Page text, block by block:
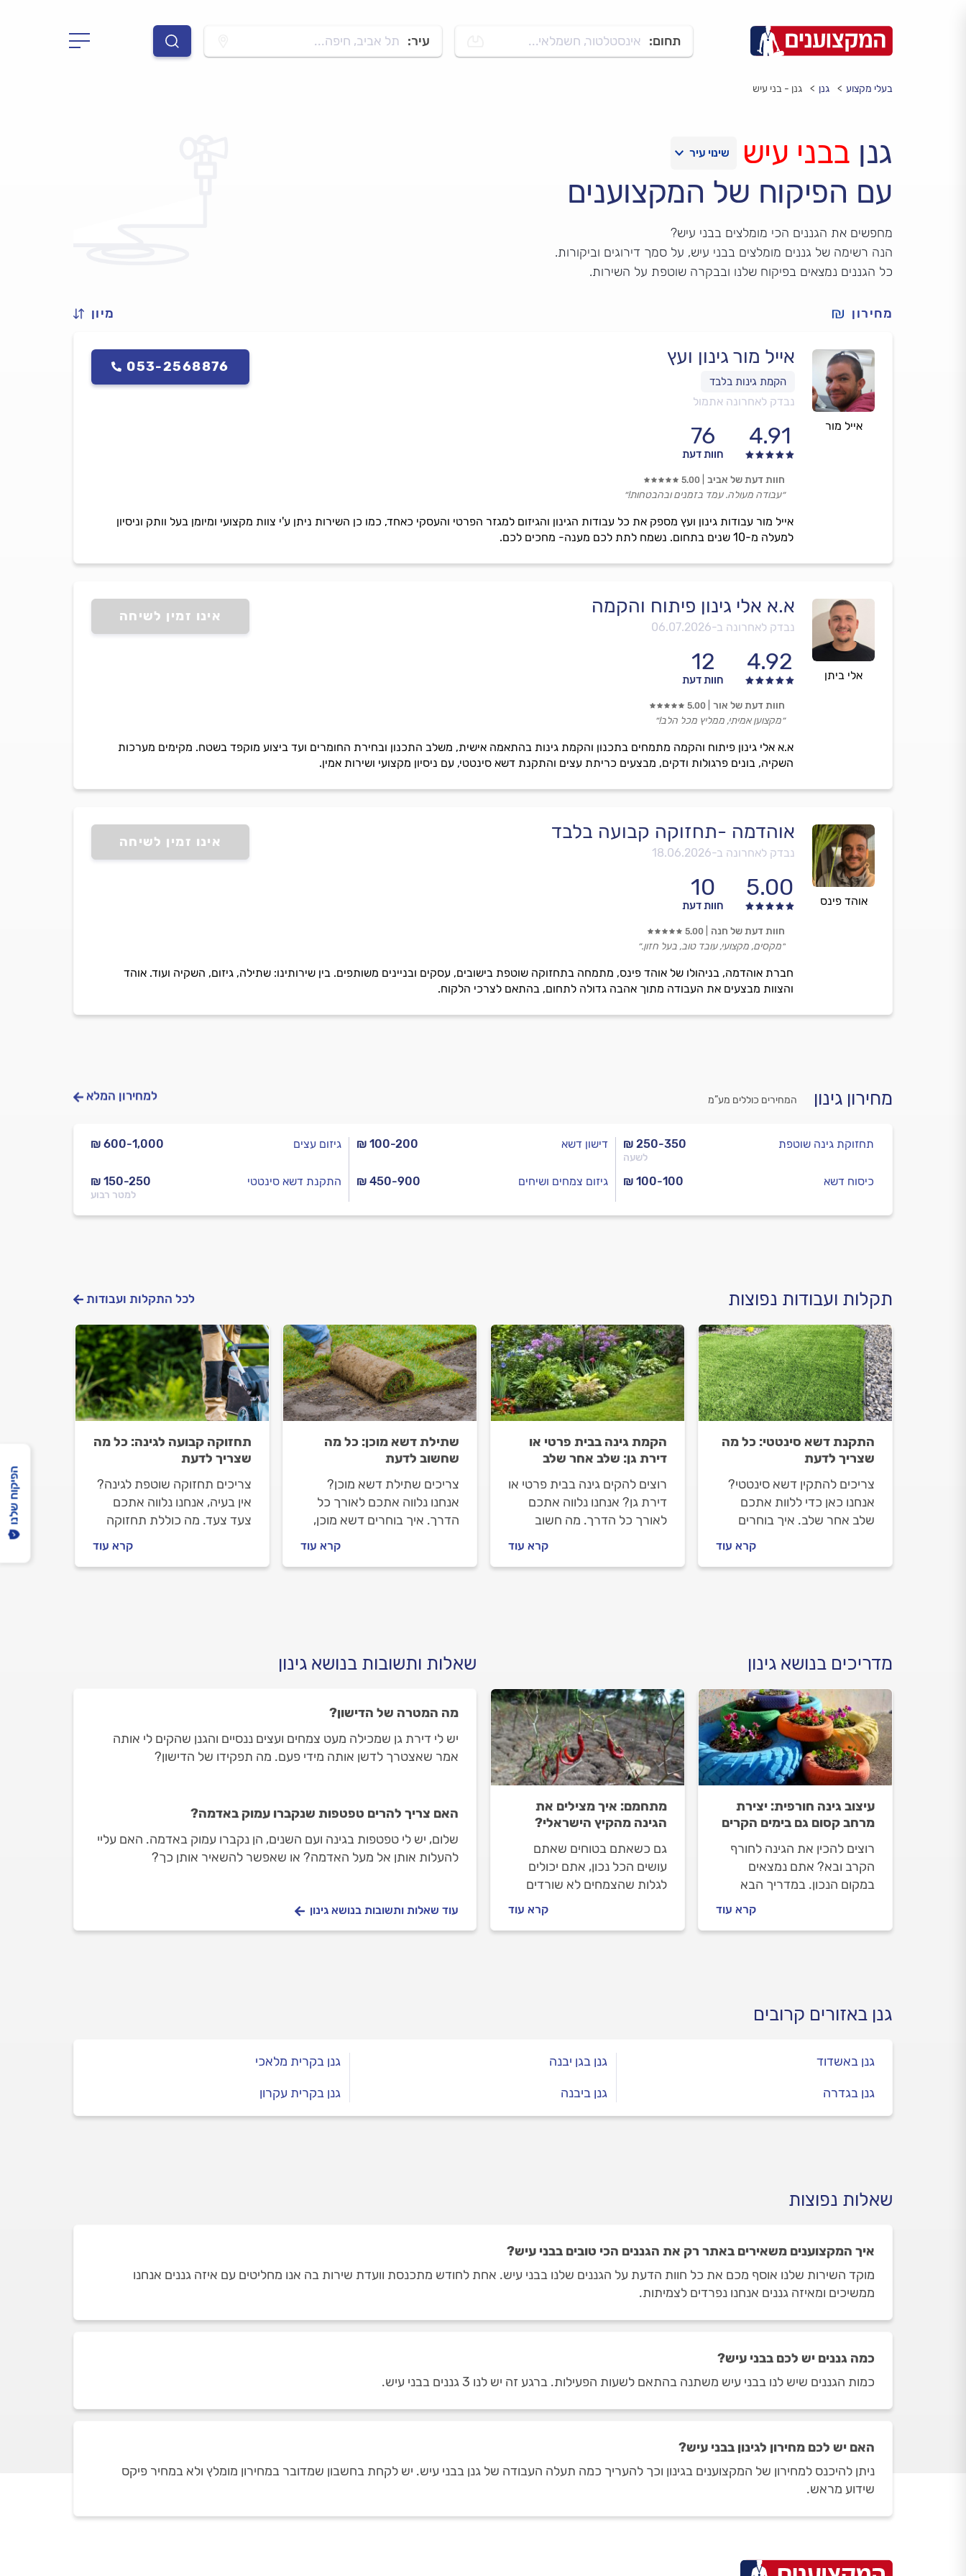
תחום: אינסטלטור, חשמלאי... עיר: תל אביב, חיפה...
בעלי מקצוע גנן גנן - בני עיש
גנן בבני עיש
עם הפיקוח של המקצוענים
מחפשים את הגננים הכי מומלצים בבני עיש?
הנה רשימה של גננים מומלצים בבני עיש, על סמך דירוגים וביקורות.
כל הגננים נמצאים בפיקוח שלנו ובבקרה שוטפת על השירות.
מחירון מיון
אייל מור
אייל מור גינון ועץ
נבדק לאחרונה אתמול
4.91
76
חוות דעת
053-2568876
אייל מור עבודות גינון ועץ מספק את כל עבודות הגינון והגיזום למגזר הפרטי והעסקי כאחד, כמו כן השירות ניתן ע'י צוות מקצועי ומיומן בעל וותק וניסיון
למעלה מ-10 שנים בתחום. נשמח לתת לכם מענה- מחכים לכם.
חוות דעת של אביב 5.00
״עבודה מעולה. עמד בזמנים ובהבטחות!״
אלי ביתן
א.א אלי גינון פיתוח והקמה
נבדק לאחרונה ב-06.07.2026
4.92
12
חוות דעת
אינו זמין לשיחה
א.א אלי גינון פיתוח והקמה מתמחים בתכנון והקמת גינות בהתאמה אישית, משלב התכנון ובחירת החומרים ועד ביצוע מוקפד בשטח. מקימים מערכות
השקיה, בונים פרגולות ודקים, מבצעים כריתת עצים והתקנת דשא סינטטי, עם ניסיון מקצועי ושירות אמין.
חוות דעת של אור 5.00
״מקצוען אמיתי, ממליץ מכל הלב!״
אוהד פינס
אוהדמה -תחזוקה קבועה בלבד
נבדק לאחרונה ב-18.06.2026
5.00
10
חוות דעת
אינו זמין לשיחה
חברת אוהדמה, בניהולו של אוהד פינס, מתמחה בתחזוקה שוטפת בישובים, עסקים ובניינים משותפים. בין שירותינו: שתילה, גיזום, השקיה ועוד. אוהד
והצוות מבצעים את העבודה מתוך אהבה גדולה לתחום, בהתאם לצרכי הלקוח.
חוות דעת של חנה 5.00
״מקסים, מקצועי, עובד טוב, בעל חזון.״
מחירון גינון המחירים כוללים מע”מ למחירון המלא
₪ 250-350
לשעה
תחזוקת גינה שוטפת
₪ 100-100 כיסוח דשא
₪ 100-200 דישון דשא
₪ 450-900 גיזום צמחים ושיחים
₪ 600-1,000 גיזום עצים
₪ 150-250
למטר רבוע
התקנת דשא סינטטי
תקלות ועבודות נפוצות לכל התקלות ועבודות
התקנת דשא סינטטי: כל מה
שצריך לדעת
צריכים להתקין דשא סינטטי?
אנחנו כאן כדי ללוות אתכם
שלב אחר שלב. איך בוחרים
הגנן וכמה יעלה לכם להתקין
דשא סינטטי? כל התשובות
קרא עוד
הקמת גינה בבית פרטי או
דירת גן: שלב אחר שלב
רוצים להקים גינה בבית פרטי או
דירת גן? אנחנו נלווה אתכם
לאורך כל הדרך. מה חשוב
מתנהלים מולו ומה המחיר של
הקמת גינה בבית פרטי או דירת
קרא עוד
שתילת דשא מוכן: כל מה
שחשוב לדעת
צריכים שתילת דשא מוכן?
אנחנו נלווה אתכם לאורך כל
הדרך. איך בוחרים דשא מוכן,
עולה שתילת דשא מוכן? כל
התשובות לפניכם.
קרא עוד
תחזוקה קבועה לגינה: כל מה
שצריך לדעת
צריכים תחזוקה שוטפת לגינה?
אין בעיה, אנחנו נלווה אתכם
צעד צעד. מה כוללת תחזוקה
מול הגנן וכמה תעלה תחזוקה
שוטפת לגינה? התשובות
קרא עוד
מדריכים בנושא גינון
עיצוב גינה חורפית: יצירת
מרחב קסום גם בימים הקרים
רוצים להכין את הגינה לחורף
הקרב ובא? אתם נמצאים
במקום הנכון. במדריך הבא
הגינה כך שתהיה גינה חורפית
מושלמת שתחזיק מעמד לאורך
קרא עוד
מתחמם: איך מצילים את
הגינה מהקיץ הישראלי?
גם כשאתם בטוחים שאתם
עושים הכל נכון, אתם יכולים
לגלות שהצמחים לא שורדים
הבעיה היא בהשקיה, אלא
בשאר התנאים: אם הקרקע לא
קרא עוד
שאלות ותשובות בנושא גינון
מה המטרה של הדישון?
יש לי דירת גן שמכילה מעט צמחים ועצים ננסיים והגנן שהקים לי אותה
אמר שאצטרך לדשן אותה מידי פעם. מה תפקידו של הדישון?
האם צריך להרים טפטפות שנקברו עמוק באדמה?
שלום, יש לי טפטפות בגינה ועם השנים, הן נקברו עמוק באדמה. האם עליי
להעלות אותן אל מעל האדמה? או שאפשר להשאיר אותן כך?
עוד שאלות ותשובות בנושא גינון
גנן באזורים קרובים
גנן באשדוד
גנן בגדרה
גנן בגן יבנה
גנן ביבנה
גנן בקרית מלאכי
גנן בקרית עקרון
שאלות נפוצות
איך המקצוענים משאירים באתר רק את הגננים הכי טובים בבני עיש?
מוקד השירות שלנו אוסף מכם את כל חוות הדעת על הגננים שלנו בבני עיש. אחת לחודש מתכנסת וועדת שירות בה אנו מחליטים עם איזה גננים אנחנו
ממשיכים ומאיזה גננים אנחנו נפרדים לצמיתות.
כמה גננים יש לכם בבני עיש?
כמות הגננים שיש לנו בבני עיש משתנה בהתאם לשעות הפעילות. ברגע זה יש לנו 3 גננים בבני עיש.
האם יש לכם מחירון לגינון בבני עיש?
ניתן להיכנס למחירון של המקצוענים בגינון וכך להעריך כמה תעלה העבודה של גנן בבני עיש. יש לקחת בחשבון שמדובר במחירון מומלץ ולא במחיר פיקס
שידוע מראש.
הפיקוח שלנו